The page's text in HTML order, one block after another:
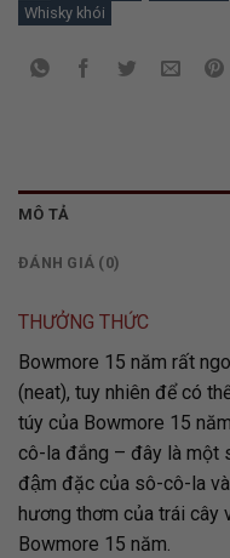
Whisky khói
MÔ TẢ
ĐÁNH GIÁ (0)
THƯỞNG THỨC
Bowmore 15 năm rất
(neat), tuy nhiên để có
túy của Bowmore 15
cô-la đắng – đây là một
đậm đặc của sô-cô-la
hương thơm của trái cây
Bowmore 15 năm.